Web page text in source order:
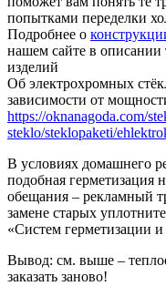
попытками переделки
Подробнее о
нашем сайте в описании
изделий
Об электрохромных
зависимости от
https://oknanagoda.com/
steklo/steklopaketi/
В условиях домашнего
подобная герметизация
обещания – рекламный
замене старых
«Систем герметизации
Вывод: см. выше –
заказать заново!